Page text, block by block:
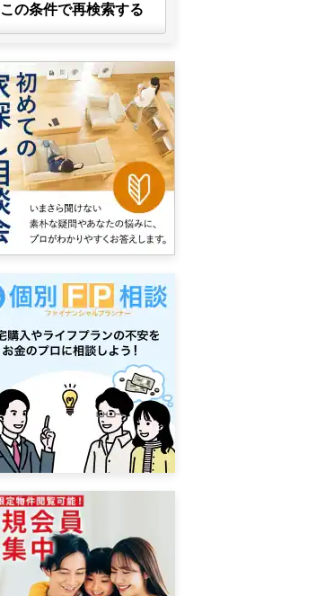
この条件で再検索する